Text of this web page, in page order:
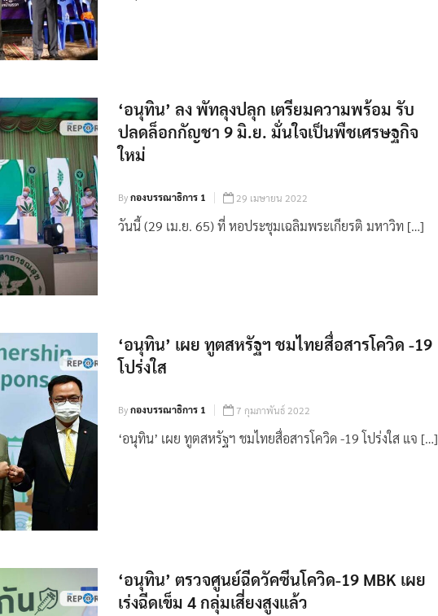
‘อนุทิน’ ลง พัทลุงปลุก เตรียมความพร้อม รับ
ปลดล็อกกัญชา 9 มิ.ย. มั่นใจเป็นพืชเศรษฐกิจ
ใหม่
Byกองบรรณาธิการ 1 29 เมษายน 2022
วันนี้ (29 เม.ย. 65) ที่ หอประชุมเฉลิมพระเกียรติ มหาวิท […]
‘อนุทิน’ เผย ทูตสหรัฐฯ ชมไทยสื่อสารโควิด -19
โปร่งใส
Byกองบรรณาธิการ 1 7 กุมภาพันธ์ 2022
‘อนุทิน’ เผย ทูตสหรัฐฯ ชมไทยสื่อสารโควิด -19 โปร่งใส แจ […]
‘อนุทิน’ ตรวจศูนย์ฉีดวัคซีนโควิด-19 MBK เผย
เร่งฉีดเข็ม 4 กลุ่มเสี่ยงสูงแล้ว